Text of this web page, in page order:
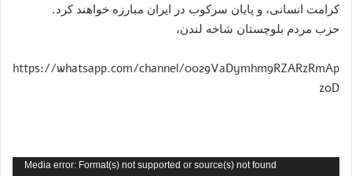
کرامت انسانی، و پایان سرکوب در ایران مبارزه خواهند کرد.
حزب مردم بلوچستان شاخه لندن،
https://whatsapp.com/channel/0029VaDymhm9RZARzRmAp
z0D
Media error: Format(s) not supported or source(s) not found